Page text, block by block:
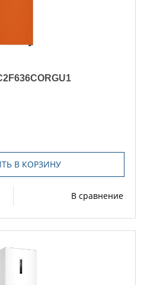
В КОРЗИНУ
В сравнение